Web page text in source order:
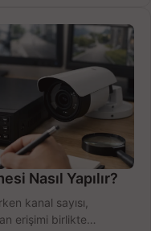
Nasıl Yapılır?
kanal sayısı,
erişimi birlikte